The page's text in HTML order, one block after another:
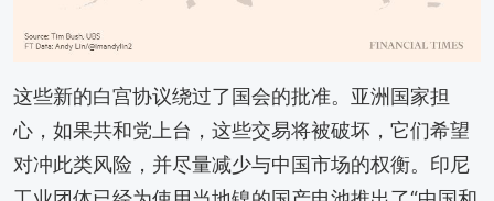
这些新的白宫协议绕过了国会的批准。亚洲国家担
心，如果共和党上台，这些交易将被破坏，它们希望
对冲此类风险，并尽量减少与中国市场的权衡。印尼